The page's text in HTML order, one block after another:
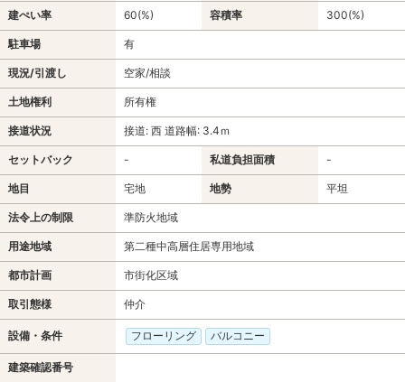
建ぺい率 60(%) 容積率 300(%)
駐車場 有
現況/引渡し 空家/相談
土地権利 所有権
接道状況 接道: 西 道路幅: 3.4ｍ
セットバック - 私道負担面積 -
地目 宅地 地勢 平坦
法令上の制限 準防火地域
用途地域 第二種中高層住居専用地域
都市計画 市街化区域
取引態様 仲介
設備・条件 フローリング バルコニー
建築確認番号